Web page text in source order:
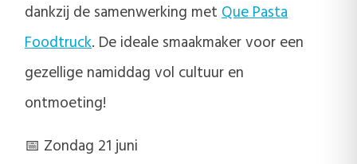
dankzij de samenwerking met Que Pasta
Foodtruck. De ideale smaakmaker voor een
gezellige namiddag vol cultuur en
ontmoeting!
📅 Zondag 21 juni